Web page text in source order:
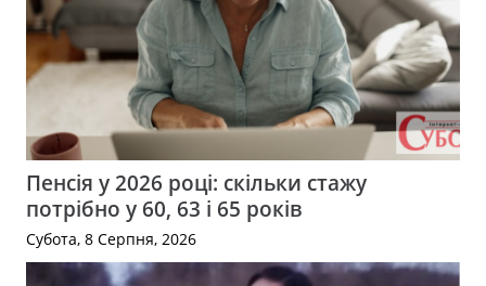
Пенсія у 2026 році: скільки стажу
потрібно у 60, 63 і 65 років
Субота, 8 Серпня, 2026